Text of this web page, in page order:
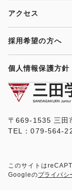
〒669-1535 三田
TEL：079-564-
このサイトは
Googleのプライバシ
アクセス
採用希望の方へ
個人情報保護方針